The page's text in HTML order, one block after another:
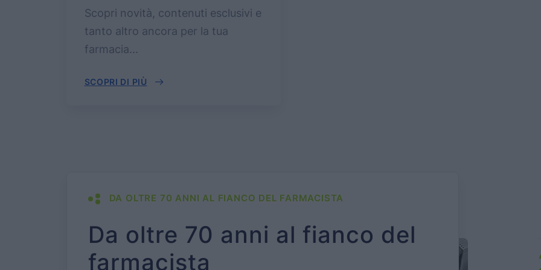
Scopri novità, contenuti esclusivi e
tanto altro ancora per la tua
farmacia...
SCOPRI DI PIÙ
DA OLTRE 70 ANNI AL FIANCO DEL FARMACISTA
Da oltre 70 anni al fianco del
farmacista